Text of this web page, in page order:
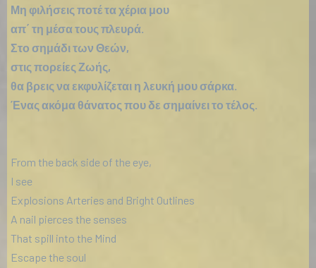
Μη φιλήσεις ποτέ τα χέρια μου
απ΄ τη μέσα τους πλευρά.
Στο σημάδι των Θεών,
στις πορείες Ζωής,
θα βρεις να εκφυλίζεται η λευκή μου σάρκα.
Ένας ακόμα θάνατος που δε σημαίνει το τέλος.
From the back side of the eye,
I see
Explosions Arteries and Bright Outlines
A nail pierces the senses
That spill into the Mind
Escape the soul